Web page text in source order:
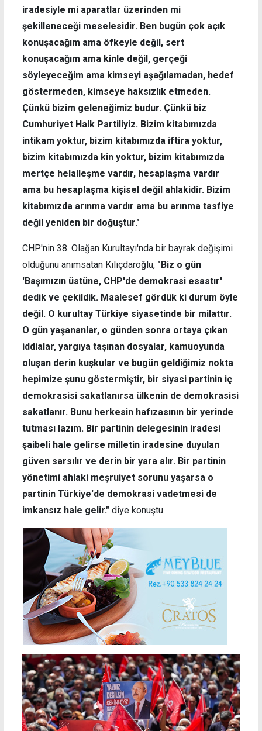
iradesiyle mi aparatlar üzerinden mi
şekilleneceği meselesidir. Ben bugün çok açık
konuşacağım ama öfkeyle değil, sert
konuşacağım ama kinle değil, gerçeği
söyleyeceğim ama kimseyi aşağılamadan, hedef
göstermeden, kimseye haksızlık etmeden.
Çünkü bizim geleneğimiz budur. Çünkü biz
Cumhuriyet Halk Partiliyiz. Bizim kitabımızda
intikam yoktur, bizim kitabımızda iftira yoktur,
bizim kitabımızda kin yoktur, bizim kitabımızda
mertçe helalleşme vardır, hesaplaşma vardır
ama bu hesaplaşma kişisel değil ahlakidir. Bizim
kitabımızda arınma vardır ama bu arınma tasfiye
değil yeniden bir doğuştur."
CHP'nin 38. Olağan Kurultayı'nda bir bayrak değişimi
olduğunu anımsatan Kılıçdaroğlu, "Biz o gün
'Başımızın üstüne, CHP'de demokrasi esastır'
dedik ve çekildik. Maalesef gördük ki durum öyle
değil. O kurultay Türkiye siyasetinde bir milattır.
O gün yaşananlar, o günden sonra ortaya çıkan
iddialar, yargıya taşınan dosyalar, kamuoyunda
oluşan derin kuşkular ve bugün geldiğimiz nokta
hepimize şunu göstermiştir, bir siyasi partinin iç
demokrasisi sakatlanırsa ülkenin de demokrasisi
sakatlanır. Bunu herkesin hafızasının bir yerinde
tutması lazım. Bir partinin delegesinin iradesi
şaibeli hale gelirse milletin iradesine duyulan
güven sarsılır ve derin bir yara alır. Bir partinin
yönetimi ahlaki meşruiyet sorunu yaşarsa o
partinin Türkiye'de demokrasi vadetmesi de
imkansız hale gelir." diye konuştu.